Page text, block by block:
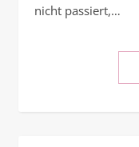
nicht passiert,…